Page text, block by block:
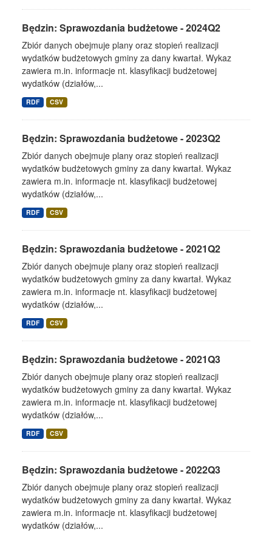
Będzin: Sprawozdania budżetowe - 2024Q2
Zbiór danych obejmuje plany oraz stopień realizacji
wydatków budżetowych gminy za dany kwartał. Wykaz
zawiera m.in. informacje nt. klasyfikacji budżetowej
wydatków (działów,...
RDF CSV
Będzin: Sprawozdania budżetowe - 2023Q2
Zbiór danych obejmuje plany oraz stopień realizacji
wydatków budżetowych gminy za dany kwartał. Wykaz
zawiera m.in. informacje nt. klasyfikacji budżetowej
wydatków (działów,...
RDF CSV
Będzin: Sprawozdania budżetowe - 2021Q2
Zbiór danych obejmuje plany oraz stopień realizacji
wydatków budżetowych gminy za dany kwartał. Wykaz
zawiera m.in. informacje nt. klasyfikacji budżetowej
wydatków (działów,...
RDF CSV
Będzin: Sprawozdania budżetowe - 2021Q3
Zbiór danych obejmuje plany oraz stopień realizacji
wydatków budżetowych gminy za dany kwartał. Wykaz
zawiera m.in. informacje nt. klasyfikacji budżetowej
wydatków (działów,...
RDF CSV
Będzin: Sprawozdania budżetowe - 2022Q3
Zbiór danych obejmuje plany oraz stopień realizacji
wydatków budżetowych gminy za dany kwartał. Wykaz
zawiera m.in. informacje nt. klasyfikacji budżetowej
wydatków (działów,...